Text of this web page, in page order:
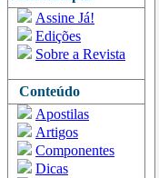
Assine Já!
Edições
Sobre a Revista
Conteúdo
Apostilas
Artigos
Componentes
Dicas